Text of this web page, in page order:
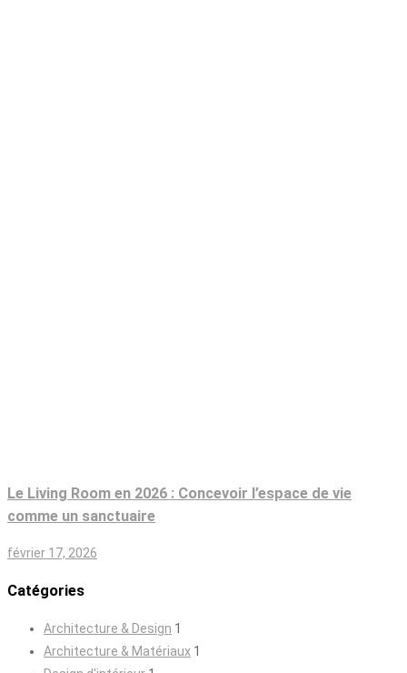
Le Living Room en 2026 : Concevoir l’espace de vie
comme un sanctuaire
février 17, 2026
Catégories
Architecture & Design 1
Architecture & Matériaux 1